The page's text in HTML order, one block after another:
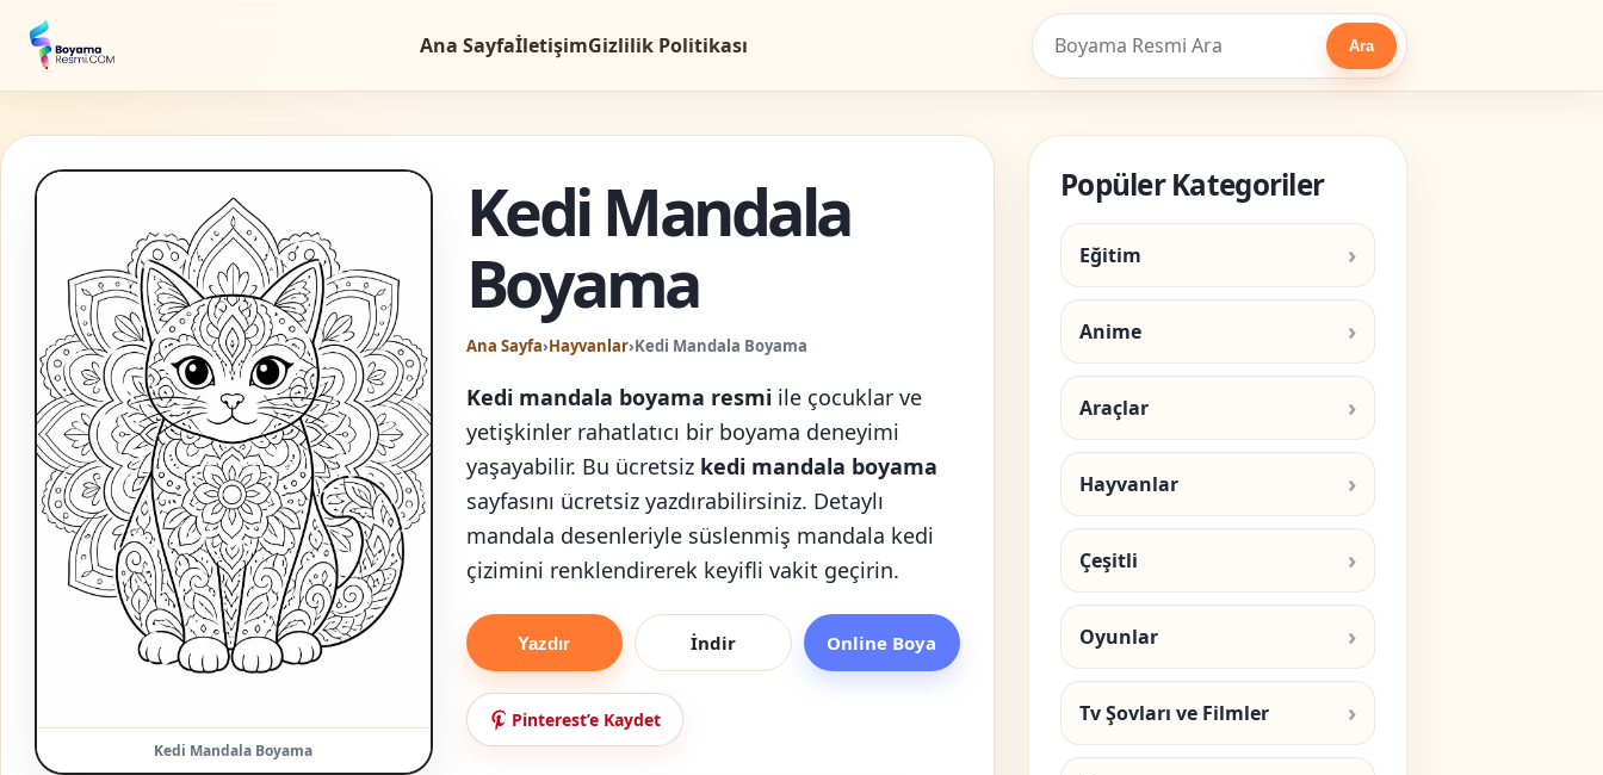
Ana SayfaİletişimGizlilik Politikası Ara
Kedi Mandala Boyama
Kedi Mandala
Boyama
Ana Sayfa›Hayvanlar›Kedi Mandala Boyama
Kedi mandala boyama resmiile çocuklar ve
yetişkinler rahatlatıcı bir boyama deneyimi
yaşayabilir. Bu ücretsiz kedi mandala boyama
sayfasını ücretsiz yazdırabilirsiniz. Detaylı
mandala desenleriyle süslenmiş mandala kedi
çizimini renklendirerek keyifli vakit geçirin.
Yazdır İndir Online Boya
Pinterest’e Kaydet
Popüler Kategoriler
Eğitim
Anime
Araçlar
Hayvanlar
Çeşitli
Oyunlar
Tv Şovları ve Filmler